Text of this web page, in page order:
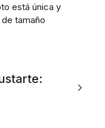
está única y
tamaño